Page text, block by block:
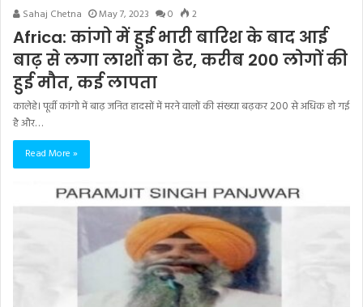
Sahaj Chetna May 7, 2023 0 2
Africa: कांगो में हुई भारी बारिश के बाद आई
बाढ़ से लगा लाशों का ढेर, करीब 200 लोगों की
हुई मौत, कई लापता
कालेहे। पूर्वी कांगो में बाढ़ जनित हादसों में मरने वालों की संख्या बढ़कर 200 से अधिक हो गई
है और…
Read More »